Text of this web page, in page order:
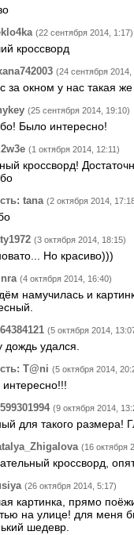
(22 сентября 2014, 1:17)
кроссворд
(24 сентября 2014,
за окном у нас такая
(25 сентября 2014, 19:10)
Было интересно!
(1 октября 2014, 12:11)
кроссворд!
tana (2 октября 2014,
(3 октября 2014, 18:15)
Но красиво)))
(4 октября 2014, 16:40)
намучилась и
(5 октября 2014,
дождь удался.
T@ni (5 октября 2014,
(9 октября 2014,
для такого размера!
(16 октября
кроссворд,
(26 октября 2014, 5:17)
картинка, прямо
на улице! для меня
шедевр.